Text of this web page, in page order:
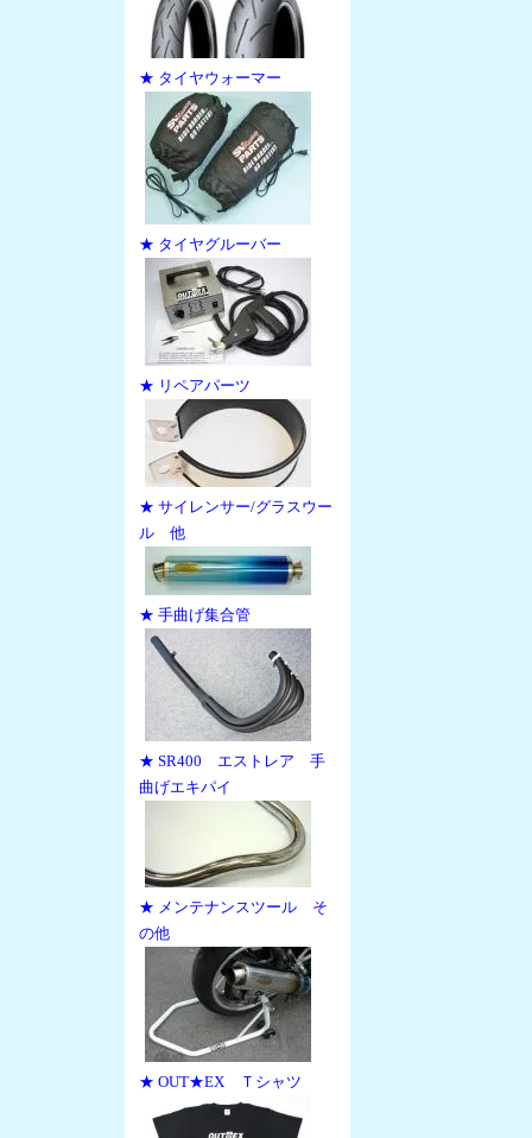
★ タイヤウォーマー
★ タイヤグルーバー
★ リペアパーツ
★ サイレンサー/グラスウー
ル 他
★ 手曲げ集合管
★ SR400 エストレア 手
曲げエキパイ
★ メンテナンスツール そ
の他
★ OUT★EX Ｔシャツ